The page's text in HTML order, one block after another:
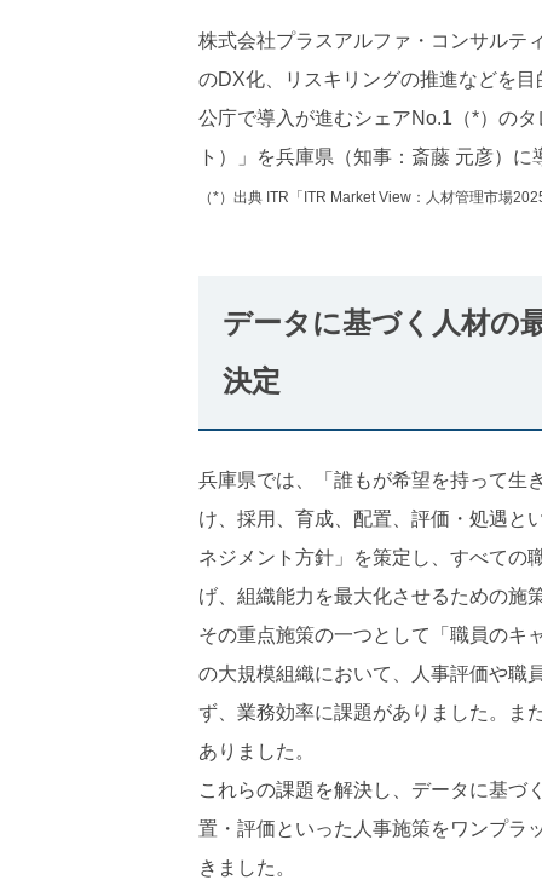
株式会社プラスアルファ・コンサルテ
のDX化、リスキリングの推進などを
公庁で導入が進むシェアNo.1（*）の
ト）」を兵庫県（知事：斎藤 元彦）
（*）出典 ITR「ITR Market View：人材管理市場
データに基づく人材の
決定
兵庫県では、「誰もが希望を持って生
け、採用、育成、配置、評価・処遇と
ネジメント方針」を策定し、すべての
げ、組織能力を最大化させるための施
その重点施策の一つとして「職員のキ
の大規模組織において、人事評価や職
ず、業務効率に課題がありました。ま
ありました。
これらの課題を解決し、データに基づ
置・評価といった人事施策をワンプラ
きました。